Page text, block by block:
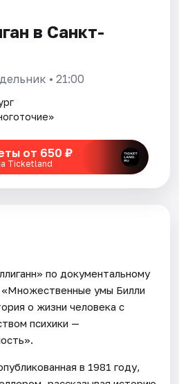
в Санкт-
• 21:00
от 650 ₽
Ticketland
по документальному
умы Билли
о жизни человека с
психики —
в 1981 году,